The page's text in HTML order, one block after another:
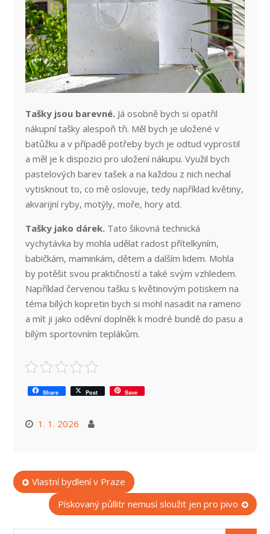
Tašky jsou barevné.Já osobně bych si opatřil
nákupní tašky alespoň tři. Měl bych je uložené v
batůžku a v případě potřeby bych je odtud vyprostil
a měl je k dispozici pro uložení nákupu. Využil bych
pastelových barev tašek a na každou z nich nechal
vytisknout to, co mě oslovuje, tedy například květiny,
akvarijní ryby, motýly, moře, hory atd.
Tašky jako dárek.Tato šikovná technická
vychytávka by mohla udělat radost přítelkyním,
babičkám, maminkám, dětem a dalším lidem. Mohla
by potěšit svou praktičností a také svým vzhledem.
Například červenou tašku s květinovým potiskem na
téma bílých kopretin bych si mohl nasadit na rameno
a mít ji jako oděvní doplněk k modré bundě do pasu a
bílým sportovním teplákům.
Share Post Save
1. 1. 2026
Navigace
Vlastní bydlení v Praze
Pískovaný půllitr nemusí sloužit jen pro pivo